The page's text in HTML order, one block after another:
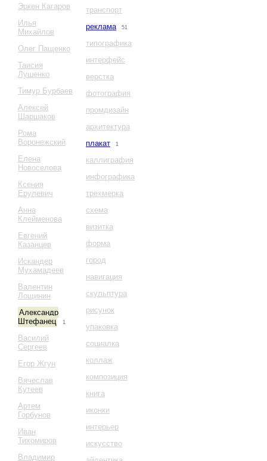
Эркен Кагаров
Илья
Михайлов
Олег Пащенко
Таисия
Лушенко
Тимур Бурбаев
Алексей
Шаршаков
Рома
Воронежский
Елена
Новоселова
Ксения
Ерулевич
Анна
Клейменова
Евгений
Казанцев
Искандер
Мухамадеев
Валентин
Лощинин
Александр
Штефанец
1
Василий
Сергеев
Егор Жгун
Вячеслав
Кутеев
Артем
Горбунов
Иван
Тихомиров
Владимир
транспорт
реклама
51
типографика
интерфейс
верстка
фотография
промдизайн
архитектура
плакат
1
каллиграфия
инфографика
трехмерка
схема
визитка
форма
город
навигация
скульптура
рисунок
упаковка
социалка
коллаж
композиция
книга
иконки
интерьер
искусство